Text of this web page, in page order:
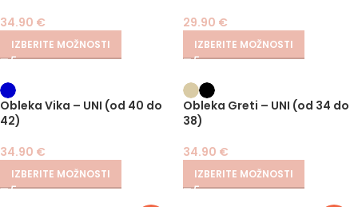
34.90 €
IZBERITE MOŽNOSTI
29.90 €
IZBERITE MOŽNOSTI
Obleka Vika – UNI (od 40 do
42)
34.90 €
IZBERITE MOŽNOSTI
Obleka Greti – UNI (od 34 do
38)
34.90 €
IZBERITE MOŽNOSTI